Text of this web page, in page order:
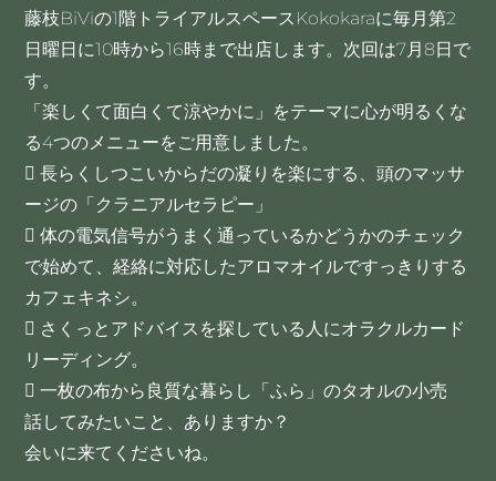
藤枝BiViの1階トライアルスペースKokokaraに毎月第2
日曜日に10時から16時まで出店します。次回は7月8日で
す。
「楽しくて面白くて涼やかに」をテーマに心が明るくな
る4つのメニューをご用意しました。
 長らくしつこいからだの凝りを楽にする、頭のマッサ
ージの「クラニアルセラピー」
 体の電気信号がうまく通っているかどうかのチェック
で始めて、経絡に対応したアロマオイルですっきりする
カフェキネシ。
 さくっとアドバイスを探している人にオラクルカード
リーディング。
 一枚の布から良質な暮らし「ふら」のタオルの小売
話してみたいこと、ありますか？
会いに来てくださいね。